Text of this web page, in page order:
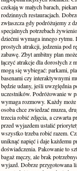
czekają w małych barach,
rodzinnych restauracjach.
zwłaszcza gdy podróżujemy z
specjalnych potrzebach
dziećmi wymaga innego rytmu.
prostych atrakcji, jedzenia pod
zabawę. Zbyt ambitny plan
łączyć atrakcje dla dorosłych z
mogą się wybiegać: parkami,
basenami czy interaktywnymi
będzie udany, jeśli uwzględnia
uczestników. Podróżowanie w
wymaga rozmowy. Każdy
osoba chce zwiedzać muzea,
trzecia robić zdjęcia, a czwarta
przed wyjazdem ustalić
wszystko trzeba robić razem.
uniknąć napięć i daje każdemu
doświadczenia. Pakowanie to
bagaż męczy, ale brak
wyjazd. Dobrze przygotowana